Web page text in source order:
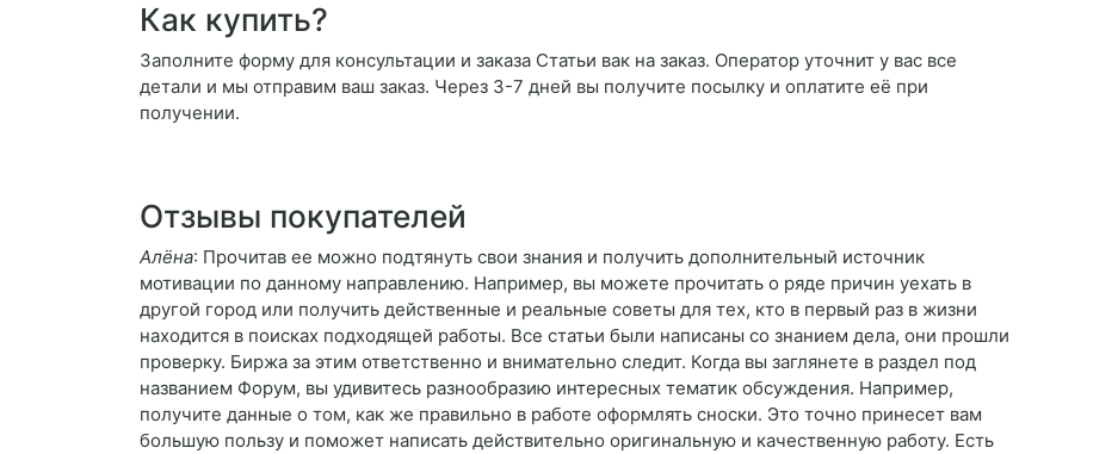
Как купить?
Заполните форму для консультации и заказа Статьи вак на заказ. Оператор уточнит у вас все
детали и мы отправим ваш заказ. Через 3-7 дней вы получите посылку и оплатите её при
получении.
Отзывы покупателей
Алёна: Прочитав ее можно подтянуть свои знания и получить дополнительный источник
мотивации по данному направлению. Например, вы можете прочитать о ряде причин уехать в
другой город или получить действенные и реальные советы для тех, кто в первый раз в жизни
находится в поисках подходящей работы. Все статьи были написаны со знанием дела, они прошли
проверку. Биржа за этим ответственно и внимательно следит. Когда вы заглянете в раздел под
названием Форум, вы удивитесь разнообразию интересных тематик обсуждения. Например,
получите данные о том, как же правильно в работе оформлять сноски. Это точно принесет вам
большую пользу и поможет написать действительно оригинальную и качественную работу. Есть